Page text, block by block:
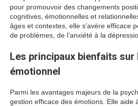
pour promouvoir des changements
cognitives, émotionnelles et
âges et contextes, elle s’avère efficace
de problèmes, de l’anxiété à la
Les principaux bienfaits sur
émotionnel
Parmi les avantages majeurs de la
gestion efficace des émotions. Elle aide